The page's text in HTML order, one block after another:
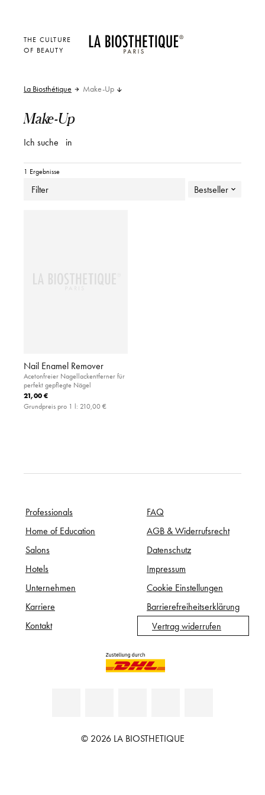
THE CULTURE
OF BEAUTY
La Biosthétique Make-Up
Make-Up
Ich suche in
1 Ergebnisse
Filter Bestseller
Nail Enamel Remover
Acetonfreier Nagellackentferner für
perfekt gepflegte Nägel
21,00 €
Grundpreis pro 1 l: 210,00 €
Professionals
Home of Education
Salons
Hotels
Unternehmen
Karriere
Kontakt
FAQ
AGB & Widerrufsrecht
Datenschutz
Impressum
Cookie Einstellungen
Barrierefreiheitserklärung
Vertrag widerrufen
© 2026 LA BIOSTHETIQUE